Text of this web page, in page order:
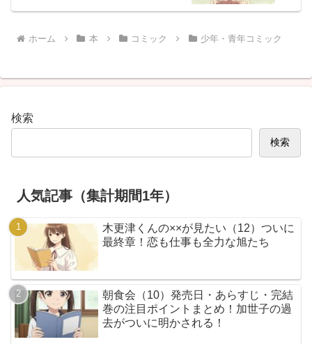
ホーム 本 コミック 少年・青年コミック
検索
検索
人気記事（集計期間1年）
木更津くんの××が見たい（12）ついに
最終章！恋も仕事も全力な旭たち
朝食会（10）発売日・あらすじ・完結
巻の注目ポイントまとめ！加世子の過
去がついに明かされる！